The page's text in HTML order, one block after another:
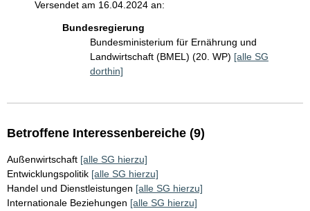
Versendet am 16.04.2024 an:
Bundesregierung
Bundesministerium für Ernährung und
Landwirtschaft (BMEL) (20. WP) [alle SG
dorthin]
Betroffene Interessenbereiche (9)
Außenwirtschaft [alle SG hierzu]
Entwicklungspolitik [alle SG hierzu]
Handel und Dienstleistungen [alle SG hierzu]
Internationale Beziehungen [alle SG hierzu]